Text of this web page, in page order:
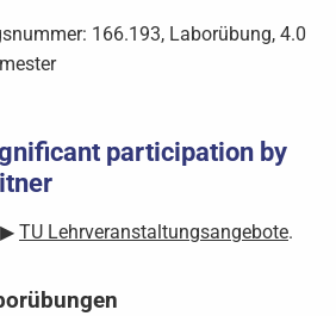
166.193, Laborübung, 4.0
participation by
▶ TU Lehrveranstaltungsangebote.